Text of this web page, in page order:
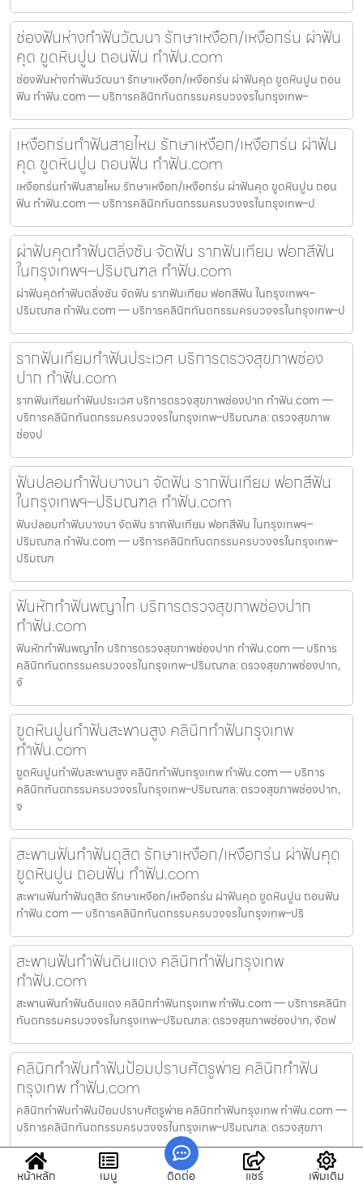
ช่องฟันห่างทำฟันวัฒนา รักษาเหงือก/เหงือกร่น ผ่าฟัน
คุด ขูดหินปูน ถอนฟัน ทำฟัน.com
ช่องฟันห่างทำฟันวัฒนา รักษาเหงือก/เหงือกร่น ผ่าฟันคุด ขูดหินปูน ถอน
ฟัน ทำฟัน.com — บริการคลินิกทันตกรรมครบวงจรในกรุงเทพ–
เหงือกร่นทำฟันสายไหม รักษาเหงือก/เหงือกร่น ผ่าฟัน
คุด ขูดหินปูน ถอนฟัน ทำฟัน.com
เหงือกร่นทำฟันสายไหม รักษาเหงือก/เหงือกร่น ผ่าฟันคุด ขูดหินปูน ถอน
ฟัน ทำฟัน.com — บริการคลินิกทันตกรรมครบวงจรในกรุงเทพ–ป
ผ่าฟันคุดทำฟันตลิ่งชัน จัดฟัน รากฟันเทียม ฟอกสีฟัน
ในกรุงเทพฯ–ปริมณฑล ทำฟัน.com
ผ่าฟันคุดทำฟันตลิ่งชัน จัดฟัน รากฟันเทียม ฟอกสีฟัน ในกรุงเทพฯ–
ปริมณฑล ทำฟัน.com — บริการคลินิกทันตกรรมครบวงจรในกรุงเทพ–ป
รากฟันเทียมทำฟันประเวศ บริการตรวจสุขภาพช่อง
ปาก ทำฟัน.com
รากฟันเทียมทำฟันประเวศ บริการตรวจสุขภาพช่องปาก ทำฟัน.com —
บริการคลินิกทันตกรรมครบวงจรในกรุงเทพ–ปริมณฑล: ตรวจสุขภาพ
ช่องป
ฟันปลอมทำฟันบางนา จัดฟัน รากฟันเทียม ฟอกสีฟัน
ในกรุงเทพฯ–ปริมณฑล ทำฟัน.com
ฟันปลอมทำฟันบางนา จัดฟัน รากฟันเทียม ฟอกสีฟัน ในกรุงเทพฯ–
ปริมณฑล ทำฟัน.com — บริการคลินิกทันตกรรมครบวงจรในกรุงเทพ–
ปริมณฑ
ฟันหักทำฟันพญาไท บริการตรวจสุขภาพช่องปาก
ทำฟัน.com
ฟันหักทำฟันพญาไท บริการตรวจสุขภาพช่องปาก ทำฟัน.com — บริการ
คลินิกทันตกรรมครบวงจรในกรุงเทพ–ปริมณฑล: ตรวจสุขภาพช่องปาก,
จั
ขูดหินปูนทำฟันสะพานสูง คลินิกทำฟันกรุงเทพ
ทำฟัน.com
ขูดหินปูนทำฟันสะพานสูง คลินิกทำฟันกรุงเทพ ทำฟัน.com — บริการ
คลินิกทันตกรรมครบวงจรในกรุงเทพ–ปริมณฑล: ตรวจสุขภาพช่องปาก,
จ
สะพานฟันทำฟันดุสิต รักษาเหงือก/เหงือกร่น ผ่าฟันคุด
ขูดหินปูน ถอนฟัน ทำฟัน.com
สะพานฟันทำฟันดุสิต รักษาเหงือก/เหงือกร่น ผ่าฟันคุด ขูดหินปูน ถอนฟัน
ทำฟัน.com — บริการคลินิกทันตกรรมครบวงจรในกรุงเทพ–ปริ
สะพานฟันทำฟันดินแดง คลินิกทำฟันกรุงเทพ
ทำฟัน.com
สะพานฟันทำฟันดินแดง คลินิกทำฟันกรุงเทพ ทำฟัน.com — บริการคลินิก
ทันตกรรมครบวงจรในกรุงเทพ–ปริมณฑล: ตรวจสุขภาพช่องปาก, จัดฟ
คลินิกทำฟันทำฟันป้อมปราบศัตรูพ่าย คลินิกทำฟัน
กรุงเทพ ทำฟัน.com
คลินิกทำฟันทำฟันป้อมปราบศัตรูพ่าย คลินิกทำฟันกรุงเทพ ทำฟัน.com —
บริการคลินิกทันตกรรมครบวงจรในกรุงเทพ–ปริมณฑล: ตรวจสุขภา
คลินิกทำฟันทำฟันทวีวัฒนา รักษาเหงือก/เหงือกร่น ผ่า
หน้าหลัก เมนู ติดต่อ แชร์ เพิ่มเติม